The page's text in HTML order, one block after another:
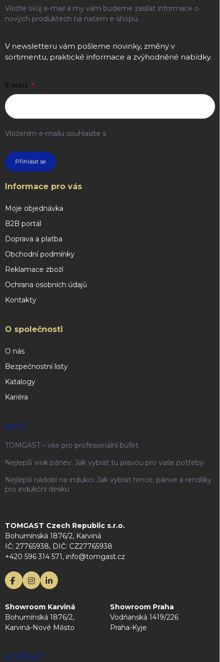
Vložte svůj e-mail a my vám budeme zasílat informace o
nových produktech na našem e-shopu.
V newsletteru vám pošleme novinky, změny v
sortimentu, praktické informace a zvýhodněné nabídky.
E-MAIL
Vložením e-mailu souhlasíte s
Přihlásit se
Informace pro vás
Moje objednávka
B2B portál
Doprava a platba
Obchodní podmínky
Reklamace zboží
Ochrana osobních údajů
Kontakty
O společnosti
O nás
Bezpečnostní listy
Katalogy
Kariéra
BLOG
TOMGAST – vše pro profesionální bufet
Nejlepší wok pánev: Jak vybrat tu pravou pro vaše potřeby
Nejlepší nádobí na indukci: Jak vybrat hrnce, pánve a rendlíky
pro indukční desku
TOMGAST Czech Republic s.r.o.
Bohumínská 1876/2, Karviná
IČ: 27765938, DIČ: CZ27765938
+420 596 314 571, info@tomgast.cz
Showroom Karviná
Bohumínská 1876/2,
Karviná-Nové Město
Showroom Praha
Vodňanská 1419/226
Praha-Kyje
KONTAKT